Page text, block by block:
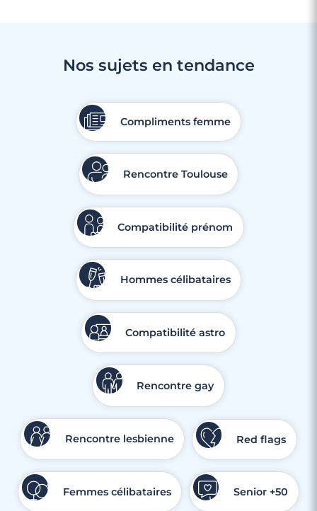
Nos sujets en tendance
Compliments femme
Rencontre Toulouse
Compatibilité prénom
Hommes célibataires
Compatibilité astro
Rencontre gay
Rencontre lesbienne Red flags
Femmes célibataires Senior +50